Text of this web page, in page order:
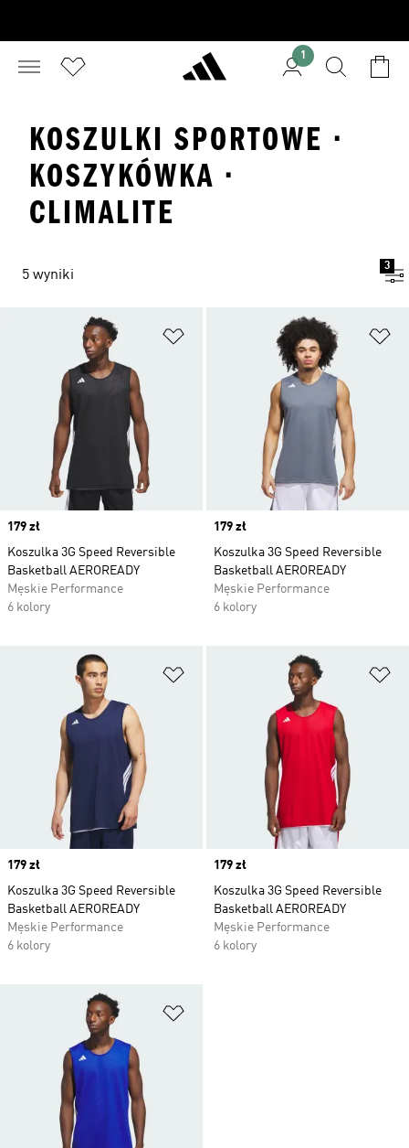
1
KOSZULKI SPORTOWE ·
KOSZYKÓWKA ·
CLIMALITE
5 wyniki
3
Dodaj do listy życzeń
Price
179 zł
Koszulka 3G Speed Reversible
Basketball AEROREADY
Męskie Performance
6 kolory
Price
179 zł
Koszulka 3G Speed Reversible
Basketball AEROREADY
Męskie Performance
6 kolory
Dodaj do listy życzeń
Price
179 zł
Koszulka 3G Speed Reversible
Basketball AEROREADY
Męskie Performance
6 kolory
Price
179 zł
Koszulka 3G Speed Reversible
Basketball AEROREADY
Męskie Performance
6 kolory